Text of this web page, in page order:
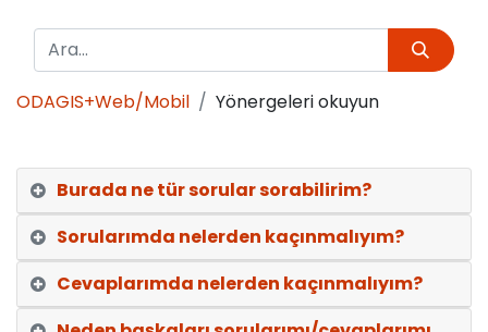
ODAGIS+Web/Mobil Yönergeleri okuyun
Burada ne tür sorular sorabilirim?
Sorularımda nelerden kaçınmalıyım?
Cevaplarımda nelerden kaçınmalıyım?